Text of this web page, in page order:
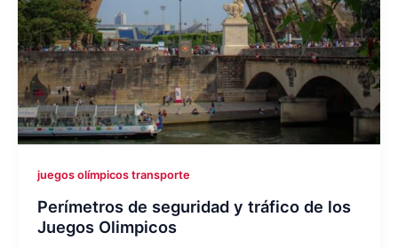
juegos olímpicos transporte
Perímetros de seguridad y tráfico de los
Juegos Olimpicos